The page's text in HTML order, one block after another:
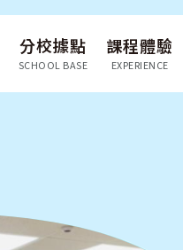
分校據點
SCHOOL BASE
課程體驗
EXPERIENCE